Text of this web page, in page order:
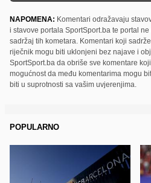
NAPOMENA: Komentari odražavaju
i stavove portala SportSport.ba te portal
sadržaj tih kometara. Komentari koji
riječnik mogu biti uklonjeni bez najave i
SportSport.ba da obriše sve komentare
mogućnost da među komentarima mogu
biti u suprotnosti sa vašim uvjerenjima.
POPULARNO